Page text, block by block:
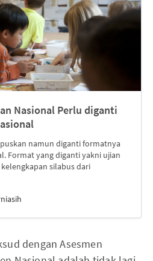
Nasional Perlu diganti
namun diganti formatnya
Format yang diganti yakni ujian
silabus dari
dengan Asesmen